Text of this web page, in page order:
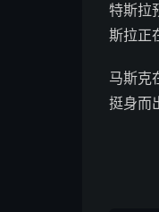
特斯拉
斯拉正
马斯克
挺身而